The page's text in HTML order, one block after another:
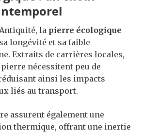
la pierre écologique
longévité et sa faible
Extraits de carrières locales,
nécessitent peu de
ainsi les impacts
liés au transport.
assurent également une
thermique, offrant une inertie